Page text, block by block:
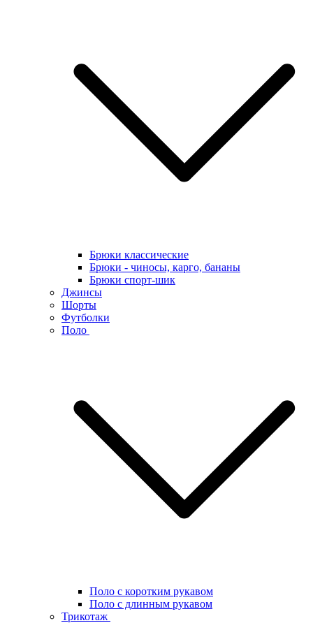
Брюки классические
Брюки - чиносы, карго, бананы
Брюки спорт-шик
Джинсы
Шорты
Футболки
Поло
Поло с коротким рукавом
Поло с длинным рукавом
Трикотаж